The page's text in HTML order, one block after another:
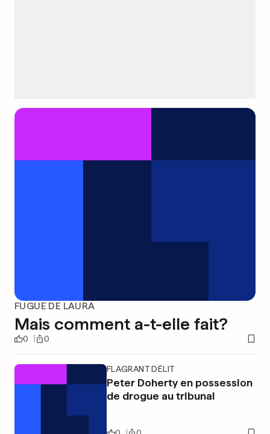
FUGUE DE LAURA
Mais comment a-t-elle fait?
0 0
FLAGRANT DÉLIT
Peter Doherty en possession
de drogue au tribunal